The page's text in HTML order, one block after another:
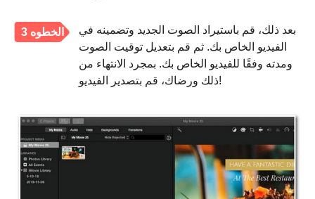
الخطوه 3
بعد ذلك، قم باستيراد الصوت الجديد وتضمينه في
الفيديو الخاص بك. ثم قم بتعديل توقيت الصوت
ومدته وفقًا للفيديو الخاص بك. بمجرد الانتهاء من
ذلك ورضاك، قم بتصدير الفيديو!